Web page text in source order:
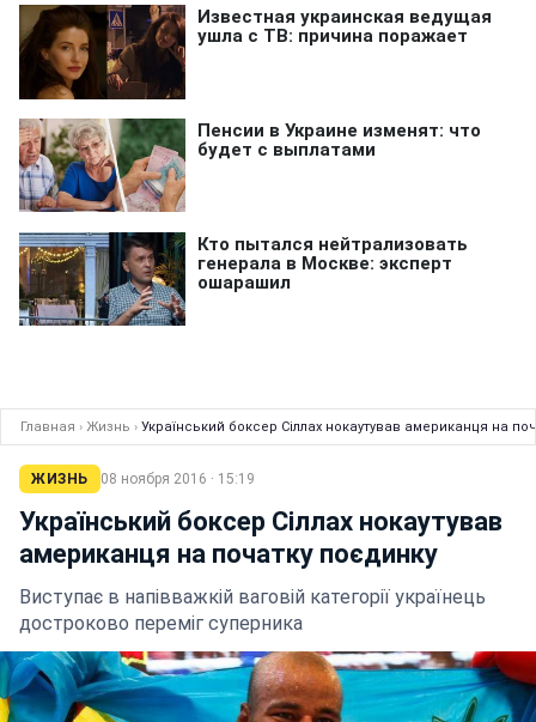
Главная › Жизнь › Український боксер Сіллах нокаутував американця на
ЖИЗНЬ 08 ноября 2016 · 15:19
Український боксер Сіллах нокаутував
американця на початку поєдинку
Виступає в напівважкій ваговій категорії українець
достроково переміг суперника